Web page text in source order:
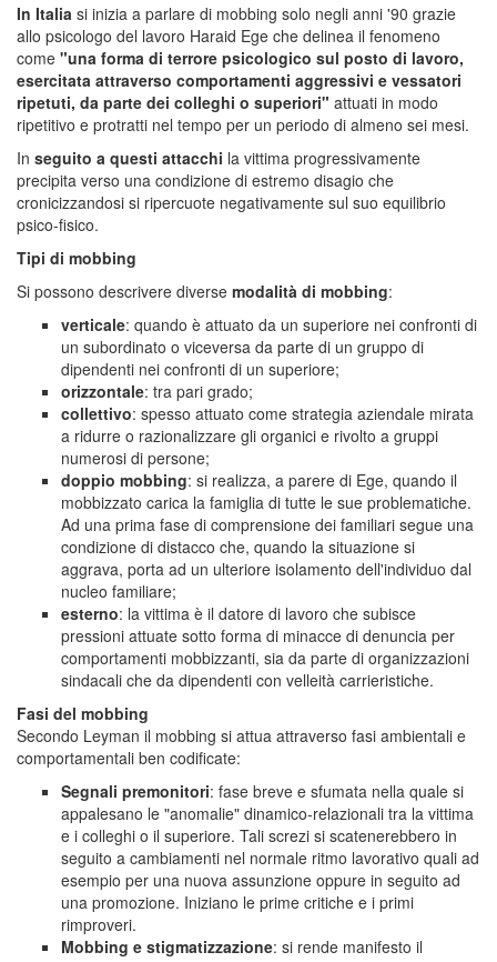
In Italia si inizia a parlare di mobbing solo negli anni '90 grazie
allo psicologo del lavoro Haraid Ege che delinea il fenomeno
come "una forma di terrore psicologico sul posto di lavoro,
esercitata attraverso comportamenti aggressivi e vessatori
ripetuti, da parte dei colleghi o superiori" attuati in modo
ripetitivo e protratti nel tempo per un periodo di almeno sei mesi.
In seguito a questi attacchi la vittima progressivamente
precipita verso una condizione di estremo disagio che
cronicizzandosi si ripercuote negativamente sul suo equilibrio
psico-fisico.
Tipi di mobbing
Si possono descrivere diverse modalità di mobbing:
verticale: quando è attuato da un superiore nei confronti di
un subordinato o viceversa da parte di un gruppo di
dipendenti nei confronti di un superiore;
orizzontale: tra pari grado;
collettivo: spesso attuato come strategia aziendale mirata
a ridurre o razionalizzare gli organici e rivolto a gruppi
numerosi di persone;
doppio mobbing: si realizza, a parere di Ege, quando il
mobbizzato carica la famiglia di tutte le sue problematiche.
Ad una prima fase di comprensione dei familiari segue una
condizione di distacco che, quando la situazione si
aggrava, porta ad un ulteriore isolamento dell'individuo dal
nucleo familiare;
esterno: la vittima è il datore di lavoro che subisce
pressioni attuate sotto forma di minacce di denuncia per
comportamenti mobbizzanti, sia da parte di organizzazioni
sindacali che da dipendenti con velleità carrieristiche.
Fasi del mobbing
Secondo Leyman il mobbing si attua attraverso fasi ambientali e
comportamentali ben codificate:
Segnali premonitori: fase breve e sfumata nella quale si
appalesano le "anomalie" dinamico-relazionali tra la vittima
e i colleghi o il superiore. Tali screzi si scatenerebbero in
seguito a cambiamenti nel normale ritmo lavorativo quali ad
esempio per una nuova assunzione oppure in seguito ad
una promozione. Iniziano le prime critiche e i primi
rimproveri.
Mobbing e stigmatizzazione: si rende manifesto il